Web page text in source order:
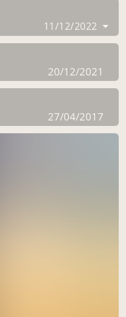
11/12/2022
20/12/2021
27/04/2017